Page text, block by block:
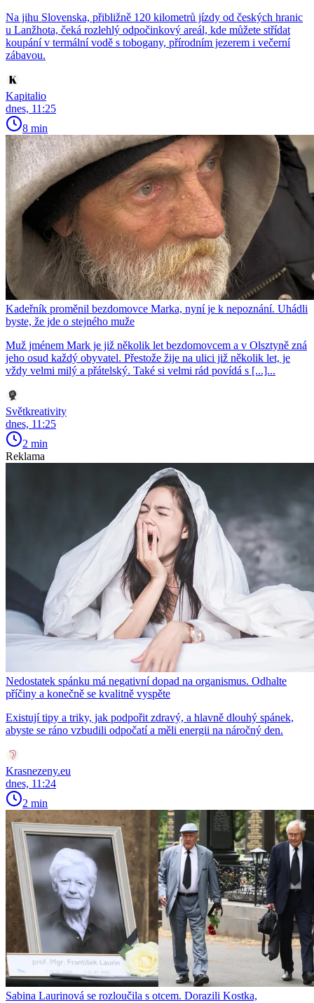
Na jihu Slovenska, přibližně 120 kilometrů jízdy od českých hranic
u Lanžhota, čeká rozlehlý odpočinkový areál, kde můžete střídat
koupání v termální vodě s tobogany, přírodním jezerem i večerní
zábavou.
Kapitalio
dnes, 11:25
8 min
Kadeřník proměnil bezdomovce Marka, nyní je k nepoznání. Uhádli
byste, že jde o stejného muže
Muž jménem Mark je již několik let bezdomovcem a v Olsztyně zná
jeho osud každý obyvatel. Přestože žije na ulici již několik let, je
vždy velmi milý a přátelský. Také si velmi rád povídá s [...]...
Světkreativity
dnes, 11:25
2 min
Reklama
Nedostatek spánku má negativní dopad na organismus. Odhalte
příčiny a konečně se kvalitně vyspěte
Existují tipy a triky, jak podpořit zdravý, a hlavně dlouhý spánek,
abyste se ráno vzbudili odpočatí a měli energii na náročný den.
Krasnezeny.eu
dnes, 11:24
2 min
Sabina Laurinová se rozloučila s otcem. Dorazili Kostka,